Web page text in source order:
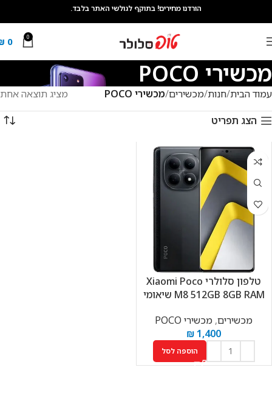
הורדנו מחירים! בתוקף לגולשי האתר בלבד.
0
0
מכשירי POCO
עמוד הבית חנות מכשירים מכשירי POCO
מציג תוצאה אחת
הצג תפריט
טלפון סלולרי Xiaomi Poco
M8 512GB 8GB RAM שיאומי
מכשירים, מכשירי POCO
₪1,400
הוספה לסל